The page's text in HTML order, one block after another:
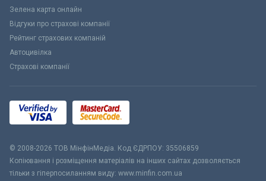
Зелена карта онлайн
Відгуки про страхові компанії
Рейтинг страхових компаній
Автоцивілка
Страхові компанії
© 2008-2026 ТОВ МiнфiнМедiа. Код ЄДРПОУ: 35506859
Копіювання і розміщення матеріалів на інших сайтах дозволяється
тільки з гіперпосиланням виду: www.minfin.com.ua